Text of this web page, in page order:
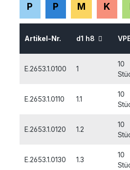
P P M K
Artikel-Nr. d1 h8
E.2653.1.0100 1
10
E.2653.1.0110 1.1
10
E.2653.1.0120 1.2
10
E.2653.1.0130 1.3
10